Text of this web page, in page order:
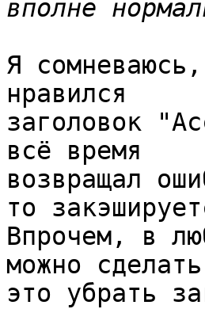
Я
нравился
заголовок
всё время
возвращал
то
Впрочем, в
можно
это убрать